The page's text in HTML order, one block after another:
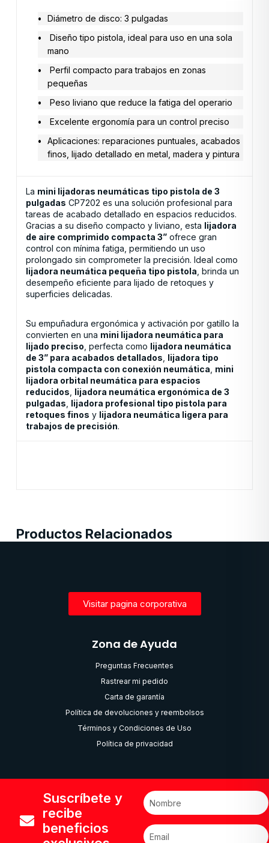
Diámetro de disco: 3 pulgadas
Diseño tipo pistola, ideal para uso en una sola
mano
Perfil compacto para trabajos en zonas
pequeñas
Peso liviano que reduce la fatiga del operario
Excelente ergonomía para un control preciso
Aplicaciones: reparaciones puntuales, acabados
finos, lijado detallado en metal, madera y pintura
La mini lijadoras neumáticas tipo pistola de 3
pulgadas CP7202 es una solución profesional para
tareas de acabado detallado en espacios reducidos.
Gracias a su diseño compacto y liviano, esta lijadora
de aire comprimido compacta 3” ofrece gran
control con mínima fatiga, permitiendo un uso
prolongado sin comprometer la precisión. Ideal como
lijadora neumática pequeña tipo pistola , brinda un
desempeño eficiente para lijado de retoques y
superficies delicadas.
Su empuñadura ergonómica y activación por gatillo la
convierten en una mini lijadora neumática para
lijado preciso , perfecta como lijadora neumática
de 3” para acabados detallados lijadora tipo
pistola compacta con conexión neumática mini
lijadora orbital neumática para espacios
reducidos lijadora neumática ergonómica de 3
pulgadas lijadora profesional tipo pistola para
retoques finos y lijadora neumática ligera para
trabajos de precisión.
Productos Relacionados
Visitar pagina corporativa
Zona de Ayuda
Preguntas Frecuentes
Rastrear mi pedido
Carta de garantía
Política de devoluciones y reembolsos
Términos y Condiciones de Uso
Política de privacidad
Suscríbete y
recibe
beneficios